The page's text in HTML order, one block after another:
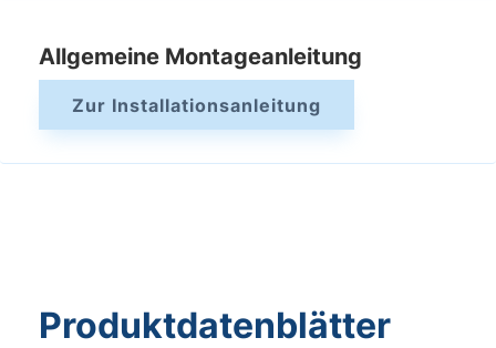
Allgemeine Montageanleitung
Zur Installationsanleitung
Produktdatenblätter